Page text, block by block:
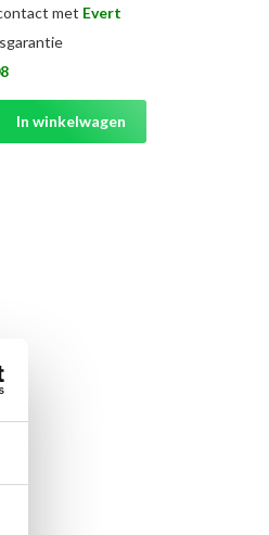
met Evert
In winkelwagen